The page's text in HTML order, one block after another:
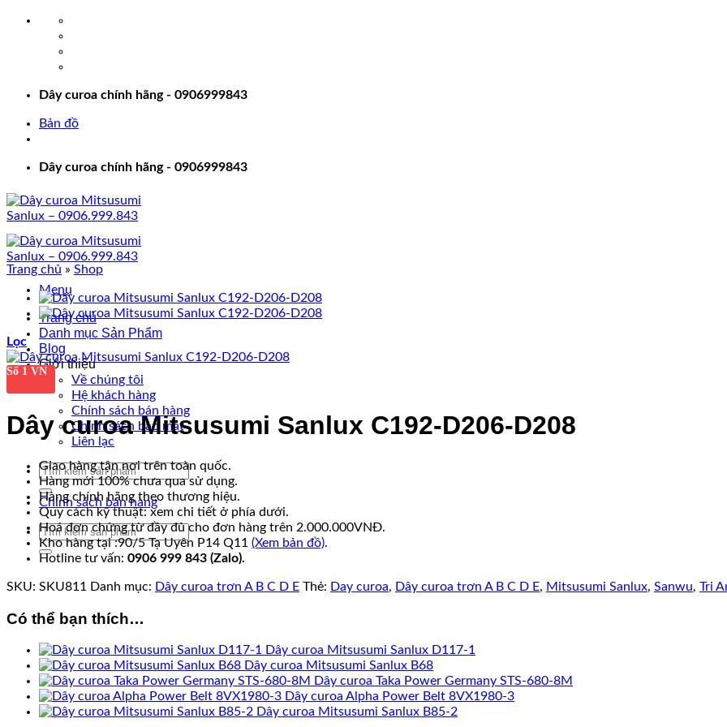
Dây curoa chính hãng - 0906999843
Bản đồ
Dây curoa chính hãng - 0906999843
Menu
Trang chủ
Danh mục Sản Phẩm
Blog
Giới thiệu
Về chúng tôi
Hệ khách hàng
Chính sách bán hàng
Chính sách bảo mật
Liên lạc
Tìm
kiếm:
Chính sách bán hàng
Tìm
kiếm:
Trang chủ » Shop
Lọc
Số 1 VN
Dây curoa Mitsusumi Sanlux C192-D206-D208
Giao hàng tận nơi trên toàn quốc.
Hàng mới 100% chưa qua sử dụng.
Hàng chính hãng theo thương hiệu.
Quy cách kỹ thuật: xem chi tiết ở phía dưới.
Hoá đơn chứng từ đầy đủ cho đơn hàng trên 2.000.000VNĐ.
Kho hàng tại :90/5 Tạ Uyên P14 Q11 (Xem bản đồ).
Hotline tư vấn: 0906 999 843 (Zalo).
SKU: SKU811 Danh mục: Dây curoa trơn A B C D E Thẻ: Day curoa, Dây curoa trơn A B C D E, Mitsusumi Sanlux, Sanwu, Tri
Có thể bạn thích…
Dây curoa Mitsusumi Sanlux D117-1
Dây curoa Mitsusumi Sanlux B68
Dây curoa Taka Power Germany STS-680-8M
Dây curoa Alpha Power Belt 8VX1980-3
Dây curoa Mitsusumi Sanlux B85-2